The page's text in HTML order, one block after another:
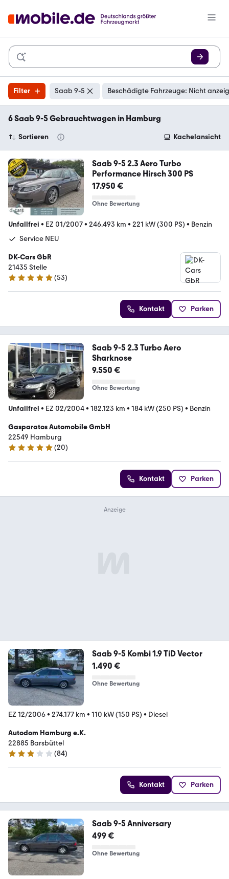
Filter Saab 9-5 Beschädigte Fahrzeuge: Nicht
6 Saab 9-5 Gebrauchtwagen in Hamburg
Sortieren Kachelansicht
Saab 9-5 2.3 Aero Turbo
Performance Hirsch 300 PS
17.950 €
Ohne Bewertung
Unfallfrei • EZ 01/2007• 246.493 km • 221 kW (300 PS) • Benzin
Service NEU
DK-Cars GbR
21435 Stelle
5 Sterne
(53)
Kontakt Parken
Saab 9-5 2.3 Turbo Aero
Sharknose
9.550 €
Ohne Bewertung
Unfallfrei • EZ 02/2004• 182.123 km • 184 kW (250 PS) • Benzin
Gasparatos Automobile GmbH
22549 Hamburg
5 Sterne
(20)
Kontakt Parken
Saab 9-5 Kombi 1.9 TiD Vector
1.490 €
Ohne Bewertung
EZ 12/2006• 274.177 km • 110 kW (150 PS) • Diesel
Autodom Hamburg e.K.
22885 Barsbüttel
2.9 Sterne
(84)
Kontakt Parken
Saab 9-5 Anniversary
499 €
Ohne Bewertung